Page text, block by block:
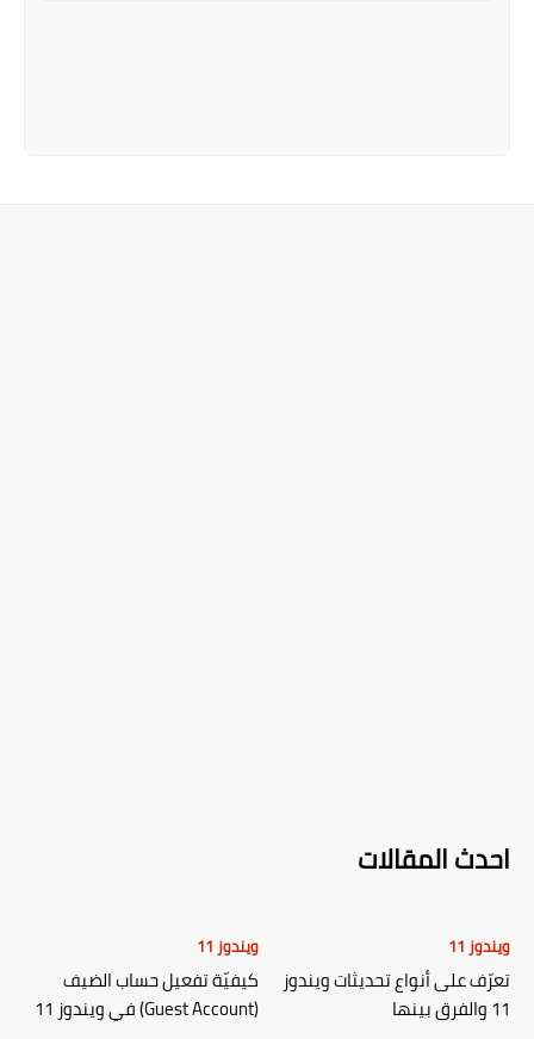
احدث المقالات
ويندوز 11
تعرّف على أنواع تحديثات ويندوز
11 والفرق بينها
ويندوز 11
كيفيّة تفعيل حساب الضيف
(Guest Account) في ويندوز 11